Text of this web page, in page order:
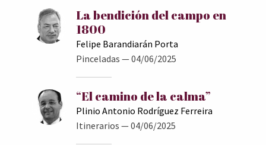
La bendición del campo en
1800
Felipe Barandiarán Porta
Pinceladas — 04/06/2025
“El camino de la calma”
Plinio Antonio Rodríguez Ferreira
Itinerarios — 04/06/2025